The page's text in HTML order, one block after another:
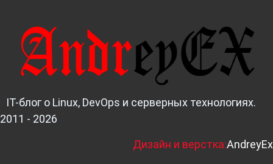
IT-блог о Linux, DevOps и серверных технологиях.
2011 - 2026
Дизайн и верстка:AndreyEx